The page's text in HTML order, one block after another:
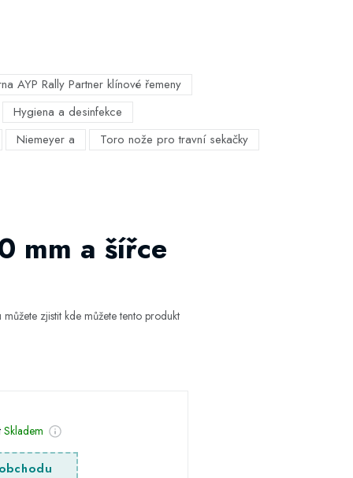
AYP Rally Partner klínové řemeny
Hygiena a desinfekce
Niemeyer a
Toro nože pro travní sekačky
mm a šířce
zjistit kde můžete tento produkt
Skladem